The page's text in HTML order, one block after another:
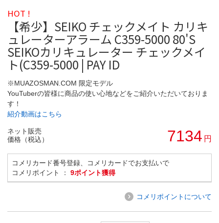
HOT !
【希少】SEIKO チェックメイト カリキ
ュレーターアラーム C359-5000 80'S
SEIKOカリキュレーター チェックメイ
ト(C359-5000 | PAY ID
※MUAZOSMAN.COM 限定モデル
YouTuberの皆様に商品の使い心地などをご紹介いただいておりま
す！
紹介動画はこちら
ネット販売
価格（税込）
7134 円
コメリカード番号登録、コメリカードでお支払いで
コメリポイント ： 9ポイント獲得
コメリポイントについて